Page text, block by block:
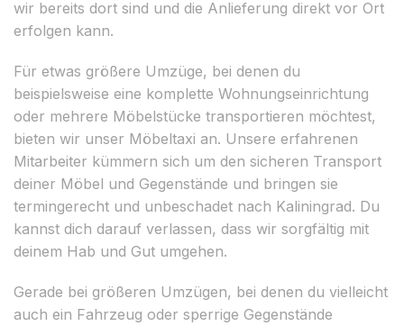
wir bereits dort sind und die Anlieferung direkt vor Ort
erfolgen kann.
Für etwas größere Umzüge, bei denen du
beispielsweise eine komplette Wohnungseinrichtung
oder mehrere Möbelstücke transportieren möchtest,
bieten wir unser Möbeltaxi an. Unsere erfahrenen
Mitarbeiter kümmern sich um den sicheren Transport
deiner Möbel und Gegenstände und bringen sie
termingerecht und unbeschadet nach Kaliningrad. Du
kannst dich darauf verlassen, dass wir sorgfältig mit
deinem Hab und Gut umgehen.
Gerade bei größeren Umzügen, bei denen du vielleicht
auch ein Fahrzeug oder sperrige Gegenstände